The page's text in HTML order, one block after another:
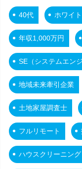
40代 ホワイ
年収1,000万円
SE（システムエンジ
地域未来牽引企業
土地家屋調査士
フルリモート
ハウスクリーニング